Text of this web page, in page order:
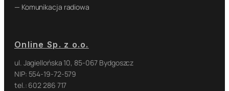
— Komunikacja radiowa
Online Sp. z o.o.
ul. Jagiellońska 10, 85-067 Bydgoszcz
NIP: 554-19-72-579
tel.: 602 286 717